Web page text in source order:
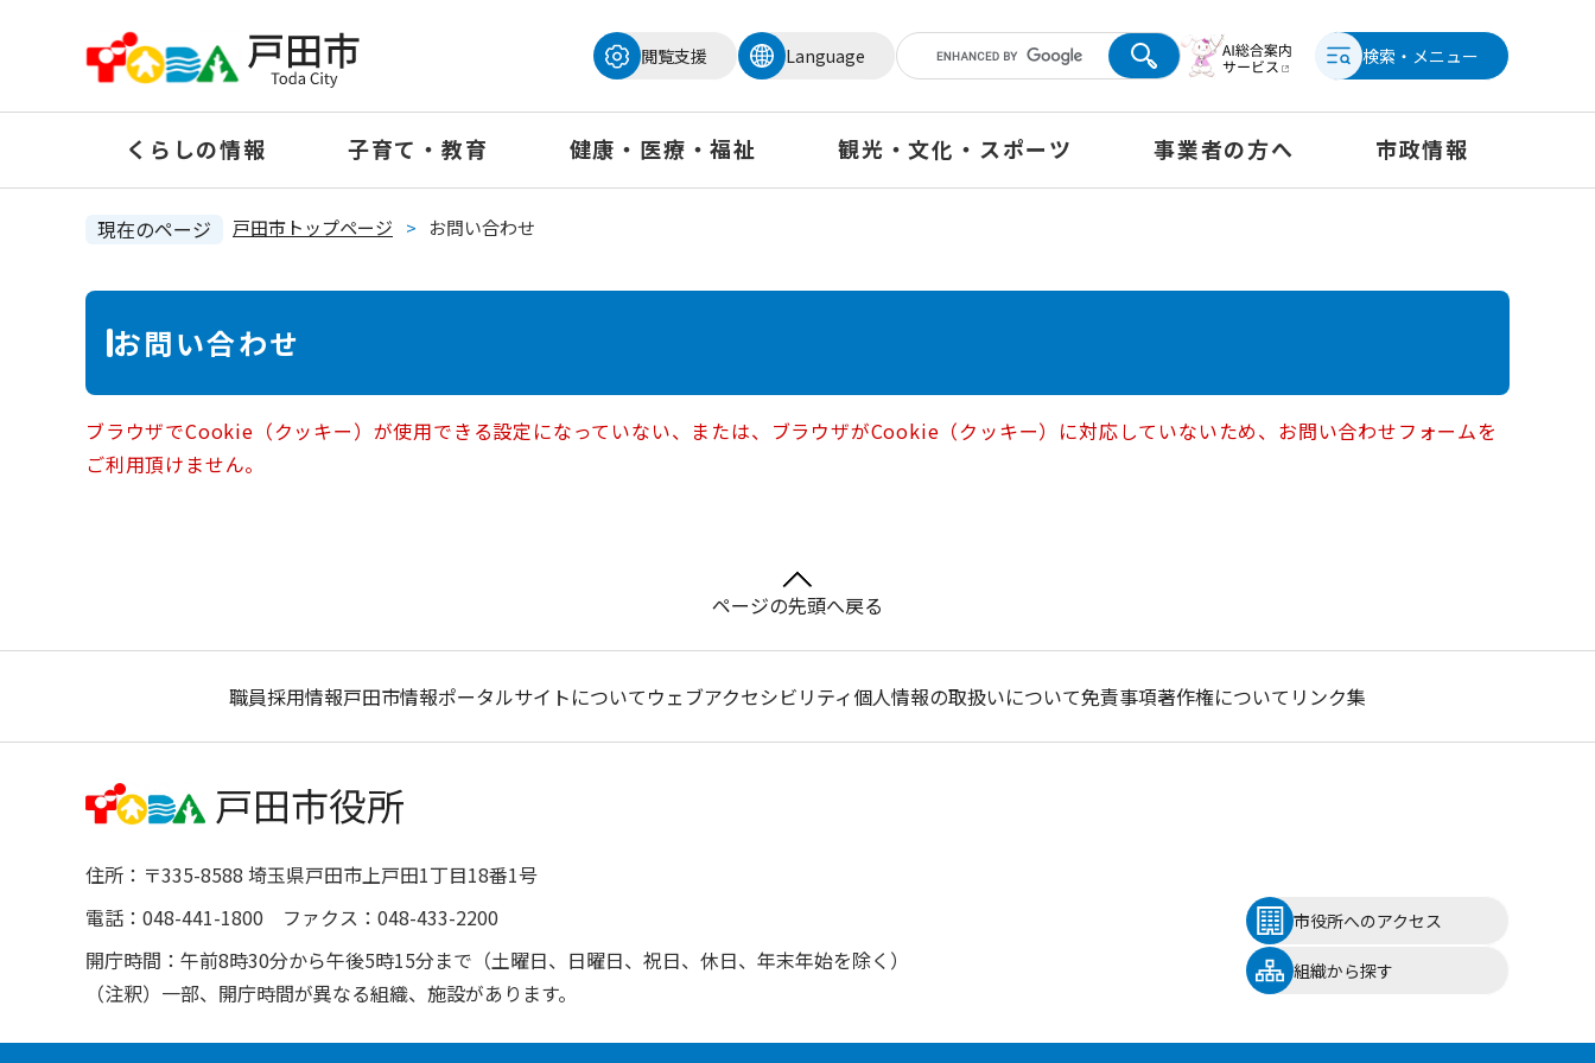
の
頭
閲覧支援
Language 検索・メニュー
くらしの情報 子育て・教育 健康・医療・福祉 観光・文化・スポーツ 事業者の方へ 市政情報
現在のページ 戸田市トップページ > お問い合わせ
本
お問い合わせ
ブラウザでCookie（クッキー）が使用できる設定になっていない、または、ブラウザがCookie（クッキー）に対応していないため、お問い合わせフォームを
ご利用頂けません。
ページの先頭へ戻る
職員採用情報戸田市情報ポータルサイトについてウェブアクセシビリティ個人情報の取扱いについて免責事項著作権について リンク集
住所：〒335-8588 埼玉県戸田市上戸田1丁目18番1号
電話：048-441-1800 ファクス：048-433-2200
開庁時間：午前8時30分から午後5時15分まで（土曜日、日曜日、祝日、休日、年末年始を除く）
（注釈）一部、開庁時間が異なる組織、施設があります。
市役所へのアクセス
組織から探す